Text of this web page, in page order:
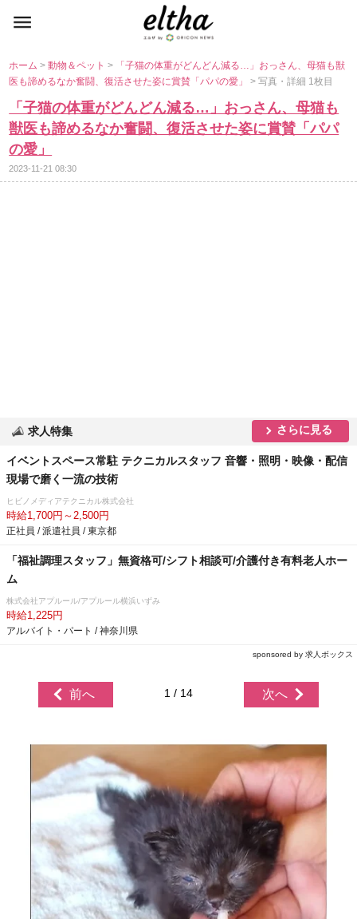
ホーム>動物＆ペット>
「子猫の体重がどんどん減る…」おっさん、母猫も獣
医も諦めるなか奮闘、復活させた姿に賞賛「パパの愛」> 写真・詳細 1枚目
「子猫の体重がどんどん減る…」おっさん、母猫も
獣医も諦めるなか奮闘、復活させた姿に賞賛「パパ
の愛」
2023-11-21 08:30
求人特集 さらに見る
イベントスペース常駐 テクニカルスタッフ 音響・照明・映像・配信
現場で磨く一流の技術
ヒビノメディアテクニカル株式会社
時給1,700円～2,500円
正社員 / 派遣社員 / 東京都
「福祉調理スタッフ」無資格可/シフト相談可/介護付き有料老人ホー
ム
株式会社アプルール/アプルール横浜いずみ
時給1,225円
アルバイト・パート / 神奈川県
sponsored by 求人ボックス
前へ 1 / 14 次へ